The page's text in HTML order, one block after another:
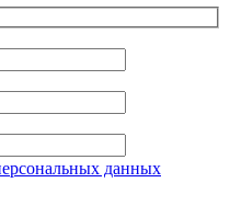
данных